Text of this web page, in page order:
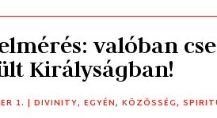
valóban
Királyságban!
1. |DIVINITY,EGYÉN,KÖZÖSSÉG,